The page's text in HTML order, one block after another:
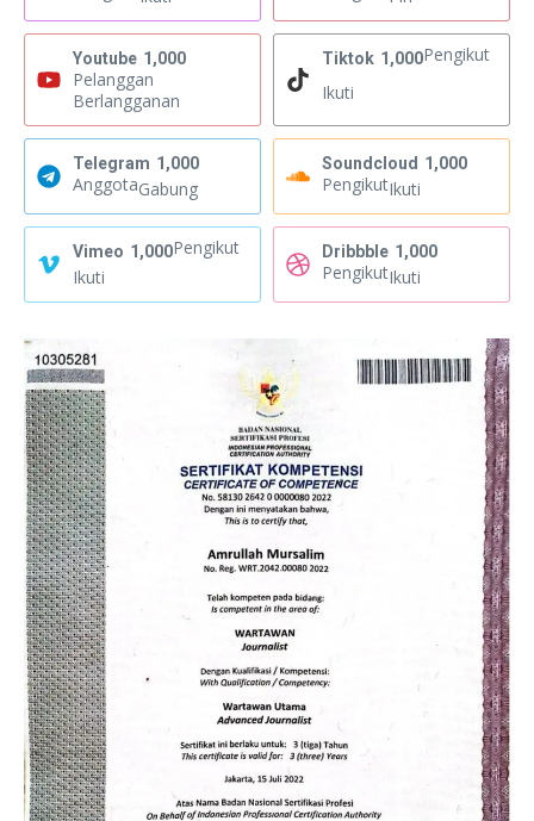
Youtube 1,000
Pelanggan
Berlangganan
Tiktok 1,000Pengikut
Ikuti
Telegram 1,000
AnggotaGabung
Soundcloud 1,000
PengikutIkuti
Vimeo 1,000Pengikut
Ikuti
Dribbble 1,000
PengikutIkuti